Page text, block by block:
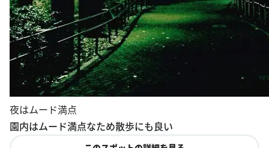
夜はムード満点
園内はムード満点なため散歩にも良い
このスポットの詳細を見る